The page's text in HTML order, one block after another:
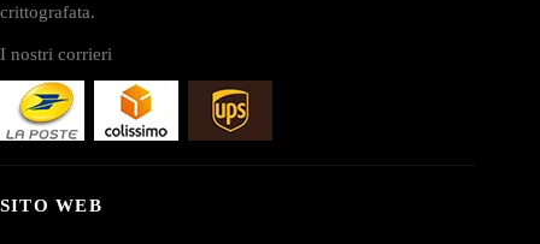
crittografata.
I nostri corrieri
SITO WEB